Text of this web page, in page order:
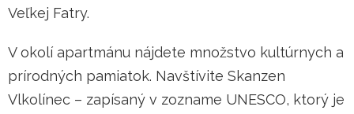
Veľkej Fatry.
V okolí apartmánu nájdete množstvo kultúrnych a
prírodných pamiatok. Navštívite Skanzen
Vlkolínec – zapísaný v zozname UNESCO, ktorý je